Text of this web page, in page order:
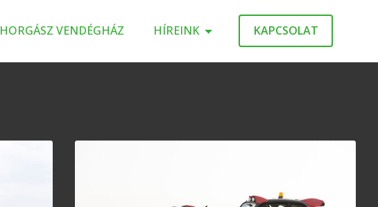
HORGÁSZ VENDÉGHÁZ HÍREINK KAPCSOLAT